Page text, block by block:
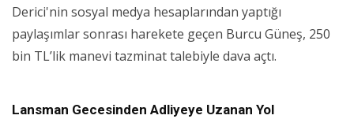
Derici'nin sosyal medya hesaplarından yaptığı
paylaşımlar sonrası harekete geçen Burcu Güneş, 250
bin TL’lik manevi tazminat talebiyle dava açtı.
Lansman Gecesinden Adliyeye Uzanan Yol